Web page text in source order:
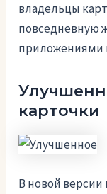
владельцы
повседневную
приложениями
карточки
В новой версии